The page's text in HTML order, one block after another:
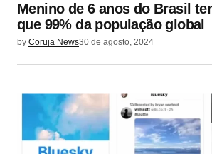
Menino de 6 anos do Brasil
que 99% da população global
by Coruja News30 de agosto, 2024